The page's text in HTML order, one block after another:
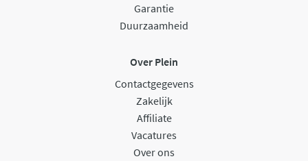
Garantie
Duurzaamheid
Over Plein
Contactgegevens
Zakelijk
Affiliate
Vacatures
Over ons